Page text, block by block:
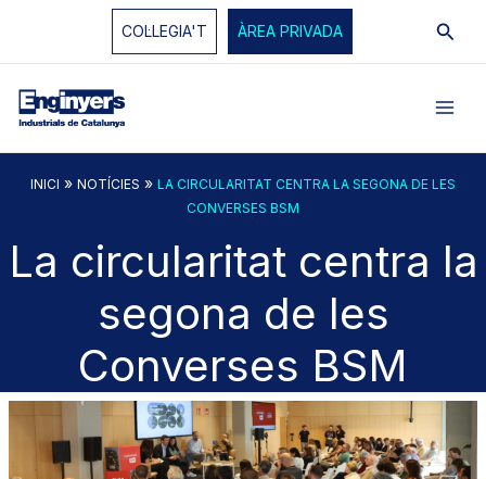
COL·LEGIA'T ÀREA PRIVADA
INICI » NOTÍCIES » LA CIRCULARITAT CENTRA LA SEGONA DE LES
CONVERSES BSM
La circularitat centra la
segona de les
Converses BSM